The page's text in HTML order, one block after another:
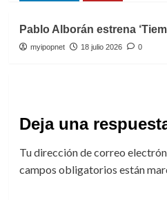
Pablo Alborán estrena
myipopnet 18 julio 2026 0
Deja una
Tu dirección de correo
campos obligatorios están